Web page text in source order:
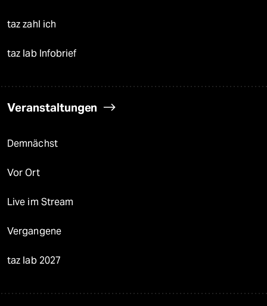
taz zahl ich
taz lab Infobrief
Veranstaltungen
Demnächst
Vor Ort
Live im Stream
Vergangene
taz lab 2027